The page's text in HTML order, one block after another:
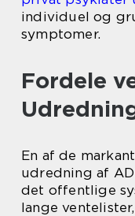
individuel og
symptomer.
Fordele
En af de
udredning af
det offentlige
lange